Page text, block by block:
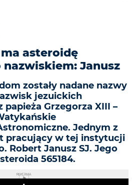
asteroidę
Janusz
zostały nadane nazwy
jezuickich
Grzegorza XIII –
Jednym z
pracujący w tej instytucji
Robert Janusz SJ. Jego
565184.
REKLAMA